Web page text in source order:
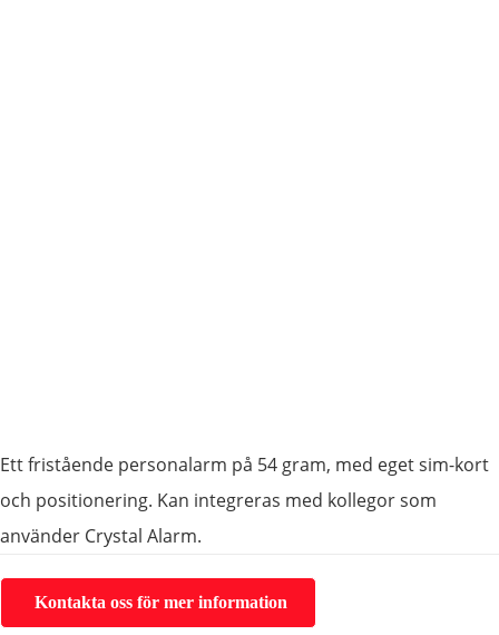
Ett fristående personalarm på 54 gram, med eget sim-kort
och positionering. Kan integreras med kollegor som
använder Crystal Alarm.
Kontakta oss för mer information